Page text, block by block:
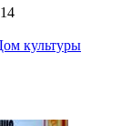
культуры